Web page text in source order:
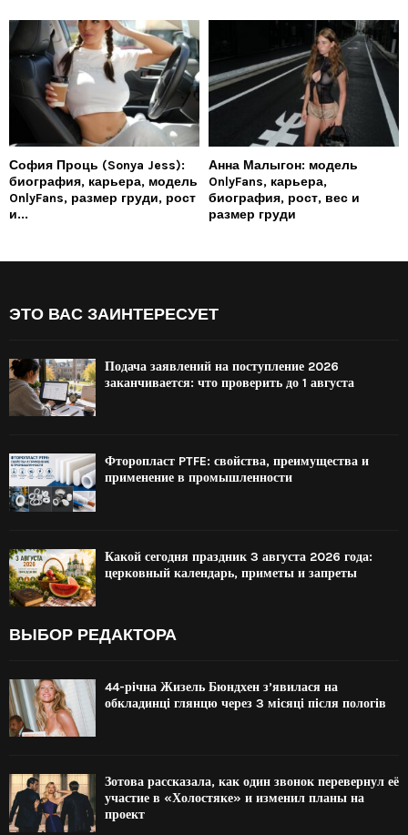
София Проць (Sonya Jess):
биография, карьера, модель
OnlyFans, размер груди, рост
и...
Анна Малыгон: модель
OnlyFans, карьера,
биография, рост, вес и
размер груди
ЭТО ВАС ЗАИНТЕРЕСУЕТ
Подача заявлений на поступление 2026
заканчивается: что проверить до 1 августа
Фторопласт PTFE: свойства, преимущества и
применение в промышленности
Какой сегодня праздник 3 августа 2026 года:
церковный календарь, приметы и запреты
ВЫБОР РЕДАКТОРА
44-річна Жизель Бюндхен з’явилася на
обкладинці глянцю через 3 місяці після пологів
Зотова рассказала, как один звонок перевернул её
участие в «Холостяке» и изменил планы на
проект